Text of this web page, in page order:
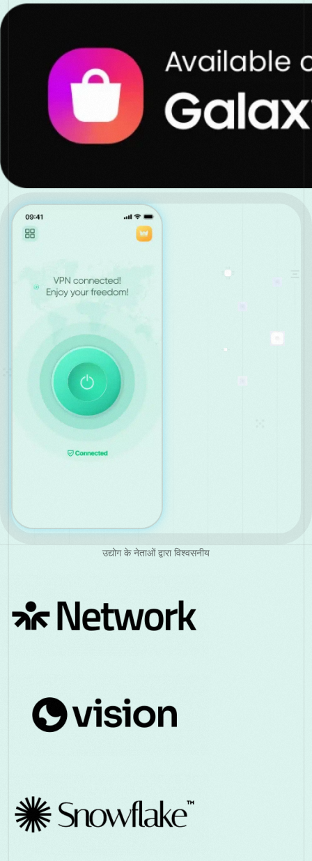
उद्योग के नेताओं द्वारा विश्वसनीय